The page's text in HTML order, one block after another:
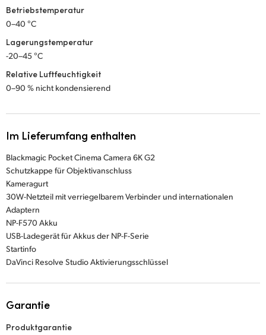
Betriebstemperatur
0–40 °C
Lagerungstemperatur
-20–45 °C
Relative Luftfeuchtigkeit
0–90 % nicht kondensierend
Im Lieferumfang enthalten
Blackmagic Pocket Cinema Camera 6K G2
Schutzkappe für Objektivanschluss
Kameragurt
30W-Netzteil mit verriegelbarem Verbinder und internationalen
Adaptern
NP-F570 Akku
USB-Ladegerät für Akkus der NP-F-Serie
Startinfo
DaVinci Resolve Studio Aktivierungsschlüssel
Garantie
Produktgarantie